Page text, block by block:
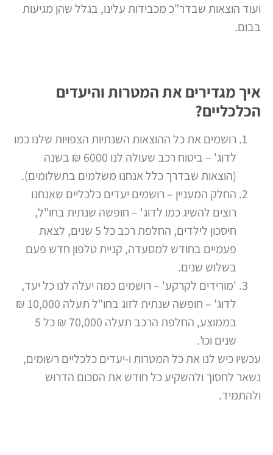
ועוד הוצאות שבדר"כ מכבידות עלינו, בגלל שהן מגיעות
בבום.
איך מגדירים את המטרות והיעדים
הכלכליים?
רושמים את כל ההוצאות השנתיות הצפויות שלנו כמו
לדוג' – ביטוח רכב שעולה לנו 6000 ₪ בשנה
(הוצאות שבדרך כלל אנחנו משלמים בתשלומים).
החלק המעניין – רושמים יעדים כלכליים שאנחנו
רוצים להשיג כמו לדוג' – חופשה שנתית בחו"ל,
חיסכון לילדים, החלפת רכב כל 5 שנים, לצאת
פעמיים בחודש למסעדה, קניית טלפון חדש פעם
בשלוש שנים.
'מורידים לקרקע' – רושמים כמה יעלה לנו כל יעד,
לדוג' – חופשה שנתית לזוג בחו"ל תעלה 10,000 ₪
בממוצע, החלפת הרכב תעלה 70,000 ₪ כל 5
שנים וכו'.
עכשיו כיש לנו את כל המטרות ו-יעדים כלכליים רשומים,
נשאר לחסוך ולהשקיע כל חודש את הסכום הדרוש
ולהתמיד.